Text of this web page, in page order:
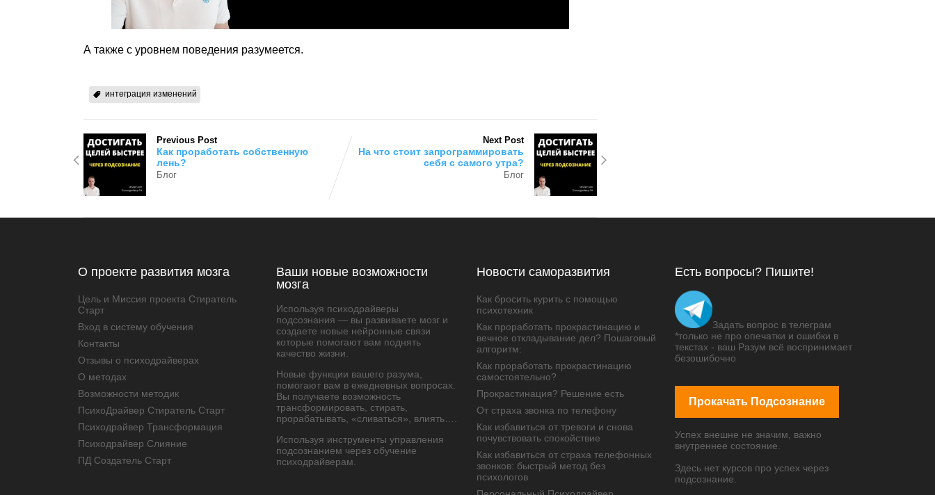
А также с уровнем поведения разумеется.
интеграция изменений
Previous Post
Как проработать собственную
лень?
Блог
Next Post
На что стоит запрограммировать
себя с самого утра?
Блог
О проекте развития мозга
Цель и Миссия проекта Стиратель
Старт
Вход в систему обучения
Контакты
Отзывы о психодрайверах
О методах
Возможности методик
ПсихоДрайвер Стиратель Старт
Психодрайвер Трансформация
Психодрайвер Слияние
ПД Создатель Старт
Ваши новые возможности
мозга
Используя психодрайверы
подсознания — вы развиваете мозг и
создаете новые нейронные связи
которые помогают вам поднять
качество жизни.
Новые функции вашего разума,
помогают вам в ежедневных вопросах.
Вы получаете возможность
трансформировать, стирать,
прорабатывать, «сливаться», влиять….
Используя инструменты управления
подсознанием через обучение
психодрайверам.
Новости саморазвития
Как бросить курить с помощью
психотехник
Как проработать прокрастинацию и
вечное откладывание дел? Пошаговый
алгоритм:
Как проработать прокрастинацию
самостоятельно?
Прокрастинация? Решение есть
От страха звонка по телефону
Как избавиться от тревоги и снова
почувствовать спокойствие
Как избавиться от страха телефонных
звонков: быстрый метод без
психологов
Есть вопросы? Пишите!
Задать вопрос в телеграм
*только не про опечатки и ошибки в
текстах - ваш Разум всё воспринимает
безошибочно
Прокачать Подсознание
Успех внешне не значим, важно
внутреннее состояние.
Здесь нет курсов про успех через
подсознание.